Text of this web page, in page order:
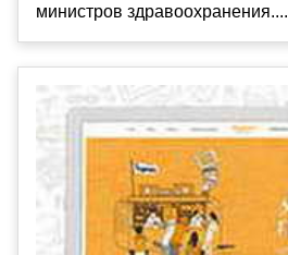
министров здравоохранения....